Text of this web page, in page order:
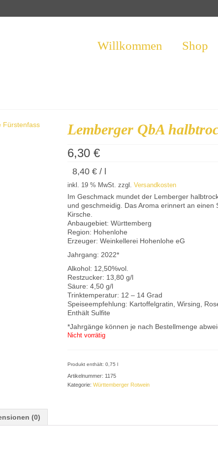
Willkommen Shop
Lemberger QbA
6,30 €
8,40 €/
inkl. 19 % MwSt. zzgl. Versandkosten
Im Geschmack mundet der Lemberger
und geschmeidig. Das Aroma erinnert an
Kirsche.
Anbaugebiet: Württemberg
Region: Hohenlohe
Erzeuger: Weinkellerei Hohenlohe eG
Jahrgang: 2022*
Alkohol: 12,50%vol.
Restzucker: 13,80 g/l
Säure: 4,50 g/l
Trinktemperatur: 12 – 14 Grad
Speiseempfehlung: Kartoffelgratin, Wirsing,
Enthält Sulfite
*Jahrgänge können je nach Bestellmenge
Nicht vorrätig
Produkt enthält: 0,75 l
Artikelnummer: 1175
Kategorie: Württemberger Rotwein
(0)